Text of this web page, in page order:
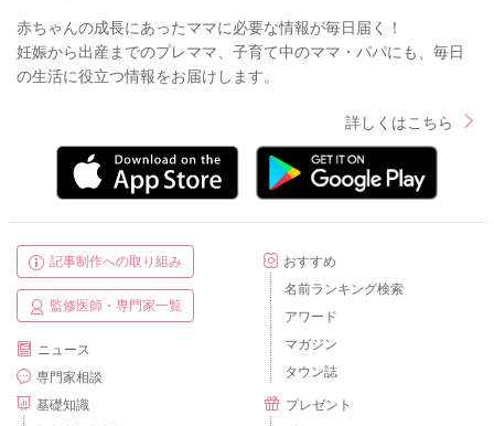
赤ちゃんの成長にあったママに必要な情報が毎日届く！
妊娠から出産までのプレママ、子育て中のママ・パパにも、毎日
の生活に役立つ情報をお届けします。
詳しくはこちら
記事制作への取り組み
監修医師・専門家一覧
ニュース
専門家相談
基礎知識
おすすめ
名前ランキング検索
アワード
マガジン
タウン誌
プレゼント